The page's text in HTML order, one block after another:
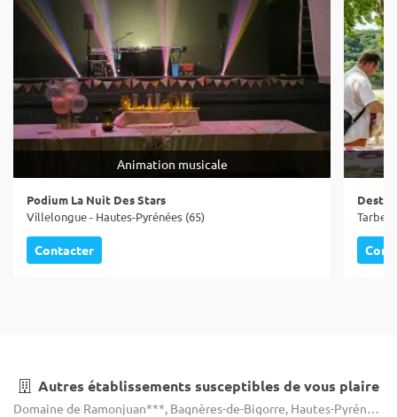
Animation musicale
Podium La Nuit Des Stars
Villelongue - Hautes-Pyrénées (65)
Contacter
Tarbes
Autres établissements susceptibles de vous plaire
Domaine de Ramonjuan***, Bagnères-de-Bigorre, Hautes-Pyrénées